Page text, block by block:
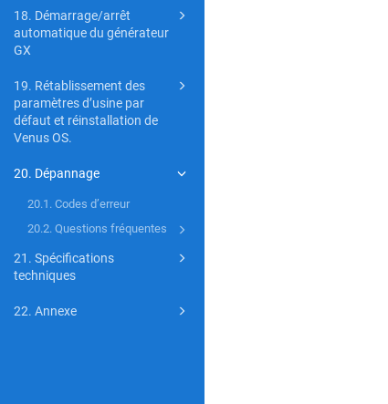
18. Démarrage/arrêt
automatique du générateur
GX
19. Rétablissement des
paramètres d’usine par
défaut et réinstallation de
Venus OS.
20. Dépannage
20.1. Codes d’erreur
20.2. Questions fréquentes
21. Spécifications
techniques
22. Annexe